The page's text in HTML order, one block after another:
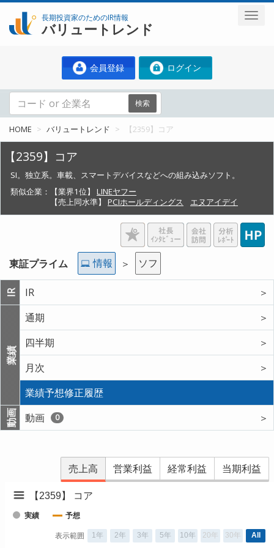
長期投資家のためのIR情報
バリュートレンド
会員登録 ログイン
検索
HOME バリュートレンド 【2359】コア
【2359】コア
SI。独立系。車載、スマートデバイスなどへの組み込みソフト。
類似企業：
【業界1位】
LINEヤフー
【売上同水準】
PCIホールディングス エヌアイデイ
東証プライム 情報 ＞ ソフ
IR IR ＞
業績
通期
＞
四半期
＞
月次
＞
業績予想修正履歴
動画 動画 0 ＞
売上高 営業利益 経常利益 当期利益
【2359】 コア
表示範囲 1年 2年 3年 5年 10年 20年 30年 All
実績 予想